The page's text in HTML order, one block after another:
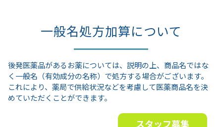
スタッフ募集
一般名処方加算について
後発医薬品があるお薬については、説明の上、商品名ではな
く一般名（有効成分の名称）で処方する場合がございます。
これにより、薬局で供給状況などを考慮して医薬商品名を決
めていただくことができます。